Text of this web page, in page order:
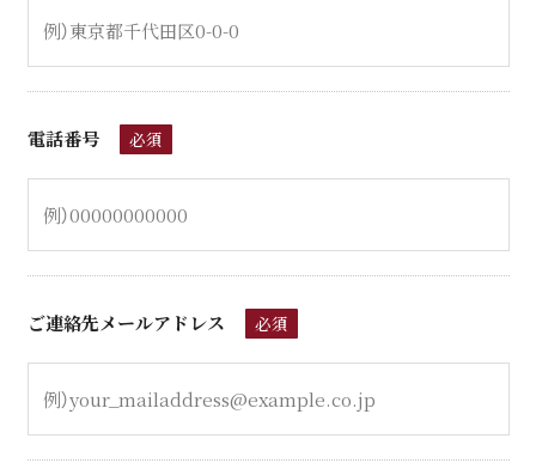
電話番号 必須
ご連絡先メールアドレス 必須